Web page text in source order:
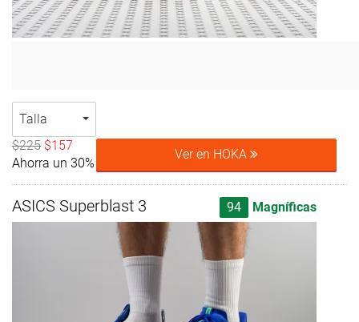
Talla
$225 $157
Ahorra un 30%
Ver en HOKA
ASICS Superblast 3 94 Magníficas